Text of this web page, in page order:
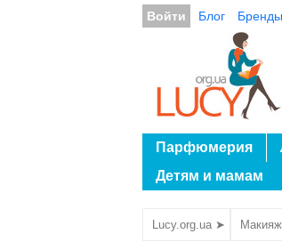
Войти Блог Бренды
Парфюмерия
Детям и мамам
Lucy.org.ua ➤